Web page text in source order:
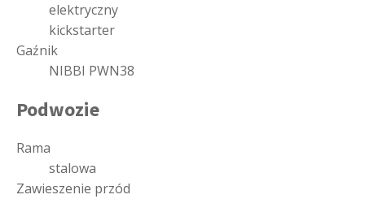
elektryczny
kickstarter
Gaźnik
NIBBI PWN38
Podwozie
Rama
stalowa
Zawieszenie przód